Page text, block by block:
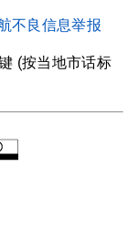
不良信息举报
(按当地市话标